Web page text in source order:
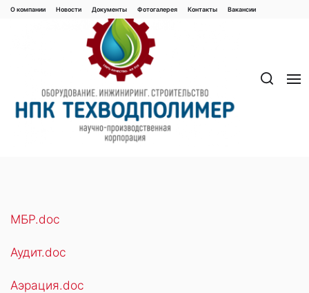
Перейти
MБР.doc
Аудит.doc
Аэрация.doc
О компании Новости Документы Фотогалерея Контaкты Вакaнсии